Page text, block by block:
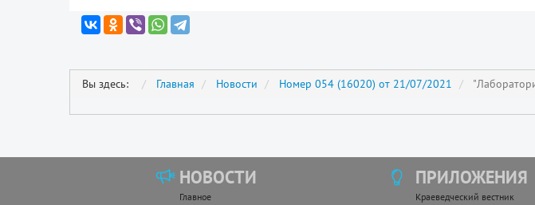
Вы здесь: Главная Новости Номер 054 (16020) от 21/07/2021
НОВОСТИ
Главное
ПРИЛОЖЕНИЯ
Краеведческий вестник